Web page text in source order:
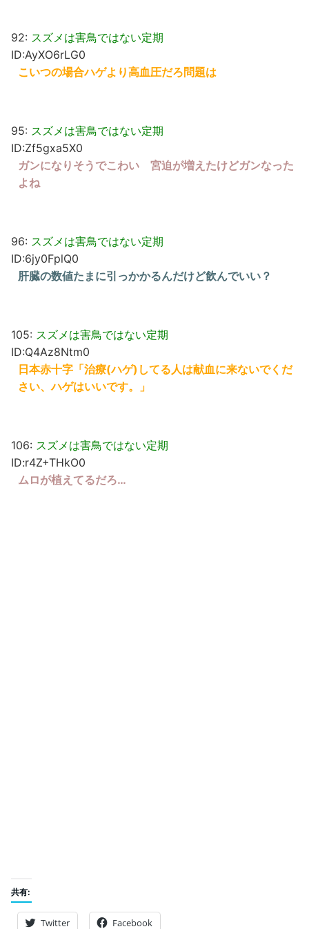
92: スズメは害鳥ではない定期
ID:AyXO6rLG0
こいつの場合ハゲより高血圧だろ問題は
95: スズメは害鳥ではない定期
ID:Zf5gxa5X0
ガンになりそうでこわい 宮迫が増えたけどガンなった
よね
96: スズメは害鳥ではない定期
ID:6jy0FplQ0
肝臓の数値たまに引っかかるんだけど飲んでいい？
105: スズメは害鳥ではない定期
ID:Q4Az8Ntm0
日本赤十字「治療(ハゲ)してる人は献血に来ないでくだ
さい、ハゲはいいです。」
106: スズメは害鳥ではない定期
ID:r4Z+THkO0
ムロが植えてるだろ…
共有:
Twitter Facebook